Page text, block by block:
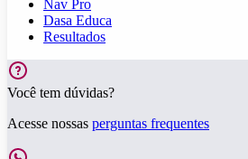
Nav Pro
Dasa Educa
Resultados
Você tem dúvidas?
Acesse nossas perguntas frequentes